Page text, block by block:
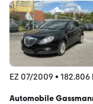
EZ 07/2009 • 182.806
Automobile